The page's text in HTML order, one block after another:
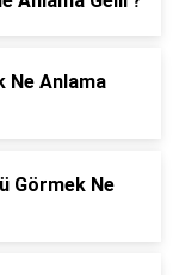
Ne Anlama
Görmek Ne